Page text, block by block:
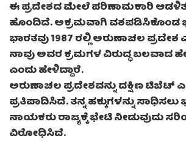
ಈ ಪ್ರದೇಶದ ಮೇಲೆ ಪರಿಣಾಮಕಾರಿ
ಹೊಂದಿದೆ. ಅಕ್ರಮವಾಗಿ ವಶಪಡಿಸಿಕೊಂಡ
ಭಾರತವು 1987 ರಲ್ಲಿ ಅರುಣಾಚಲ
ನಾವು ಅವರ ಕ್ರಮಗಳ ವಿರುದ್ಧ ಬಲವಾದ
ಎಂದು ಹೇಳಿದ್ದಾರೆ.
ಅರುಣಾಚಲ ಪ್ರದೇಶವನ್ನು ದಕ್ಷಿಣ ಟಿಬೆಟ್
ಪ್ರತಿಪಾದಿಸಿದೆ. ತನ್ನ ಹಕ್ಕುಗಳನ್ನು
ನಾಯಕರು ರಾಜ್ಯಕ್ಕೆ ಭೇಟಿ ನೀಡುವುದು
ವಿರೋಧಿಸಿದೆ.